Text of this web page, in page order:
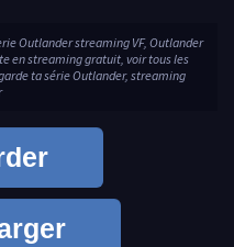
Outlander streaming VF, Outlander
en streaming gratuit, voir tous les
ta série Outlander, streaming